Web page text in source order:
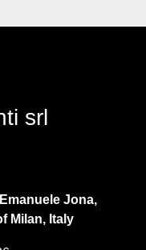
srl
Jona,
Milan, Italy